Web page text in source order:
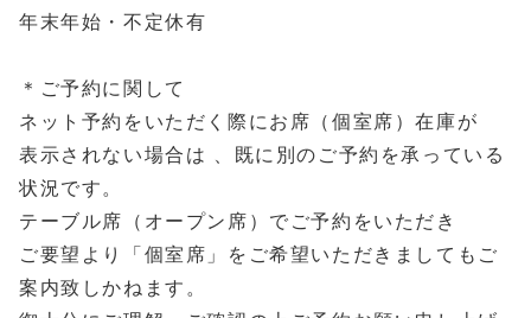
年末年始・不定休有
＊ご予約に関して
ネット予約をいただく際にお席（個室席）在庫が
表示されない場合は 、既に別のご予約を承っている
状況です。
テーブル席（オープン席）でご予約をいただき
ご要望より「個室席」をご希望いただきましてもご
案内致しかねます。